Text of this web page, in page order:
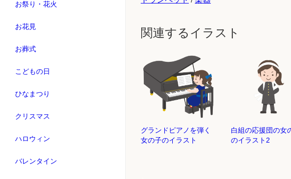
お祭り・花火
お花見
お葬式
こどもの日
ひなまつり
クリスマス
ハロウィン
バレンタイン
関連するイラスト
グランドピアノを弾く
女の子のイラスト
白組の応援団の女
のイラスト2